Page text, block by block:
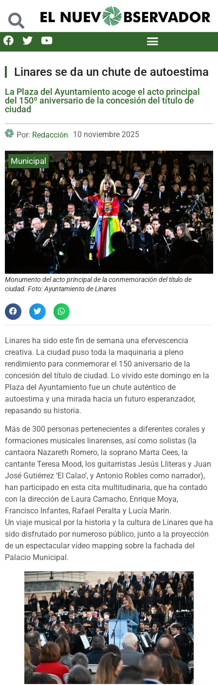
Linares se da un chute de autoestima
La Plaza del Ayuntamiento acoge el acto principal
del 150º aniversario de la concesión del título de
ciudad
Por: Redacción 10 noviembre 2025
Municipal
Monumento del acto principal de la conmemoración del título de
ciudad. Foto: Ayuntamiento de Linares
Linares ha sido este fin de semana una efervescencia
creativa. La ciudad puso toda la maquinaria a pleno
rendimiento para conmemorar el 150 aniversario de la
concesión del título de ciudad. Lo vivido este domingo en la
Plaza del Ayuntamiento fue un chute auténtico de
autoestima y una mirada hacia un futuro esperanzador,
repasando su historia.
Más de 300 personas pertenecientes a diferentes corales y
formaciones musicales linarenses, así como solistas (la
cantaora Nazareth Romero, la soprano Marta Cees, la
cantante Teresa Mood, los guitarristas Jesús Lliteras y Juan
José Gutiérrez ‘El Calao’, y Antonio Robles como narrador),
han participado en esta cita multitudinaria, que ha contado
con la dirección de Laura Camacho, Enrique Moya,
Francisco Infantes, Rafael Peralta y Lucía Marín.
Un viaje musical por la historia y la cultura de Linares que ha
sido disfrutado por numeroso público, junto a la proyección
de un espectacular vídeo mapping sobre la fachada del
Palacio Municipal.